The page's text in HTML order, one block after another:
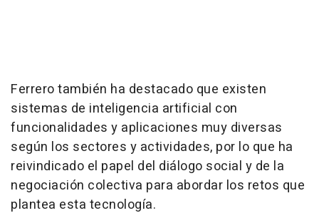
Ferrero también ha destacado que existen
sistemas de inteligencia artificial con
funcionalidades y aplicaciones muy diversas
según los sectores y actividades, por lo que ha
reivindicado el papel del diálogo social y de la
negociación colectiva para abordar los retos que
plantea esta tecnología.